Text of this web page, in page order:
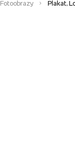
Fotoobrazy Plakat,